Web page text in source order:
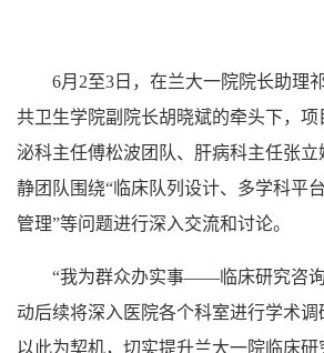
6月2至3日，在兰大一院院长助理
共卫生学院副院长胡晓斌的牵头下，
泌科主任傅松波团队、肝病科主任张立
静团队围绕“临床队列设计、多学科平
管理”等问题进行深入交流和讨论。
“我为群众办实事——临床研究咨
动后续将深入医院各个科室进行学术
以此为契机，切实提升兰大一院临床研